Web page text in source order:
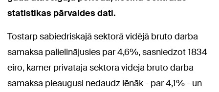
statistikas pārvaldes dati.
Tostarp sabiedriskajā sektorā vidējā bruto darba
samaksa palielinājusies par 4,6%, sasniedzot 1834
eiro, kamēr privātajā sektorā vidējā bruto darba
samaksa pieaugusi nedaudz lēnāk - par 4,1% - un